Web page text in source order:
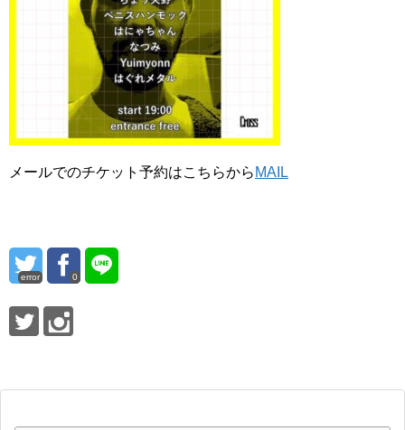
メールでのチケット予約はこちらから MAIL
error 0